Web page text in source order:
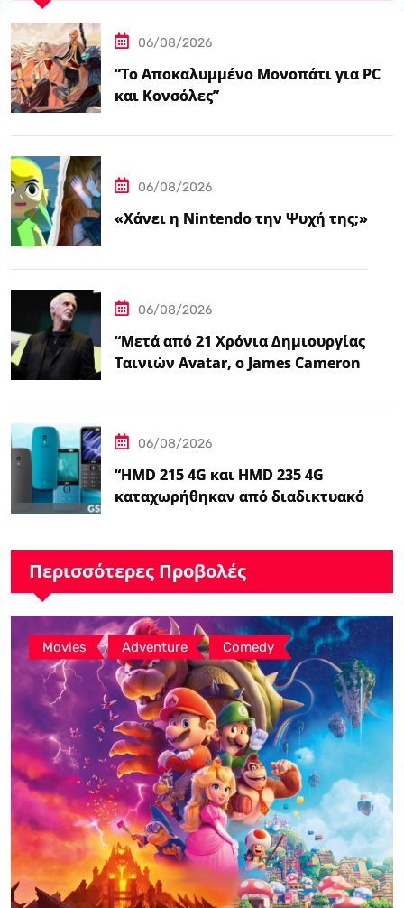
06/08/2026
“Το Αποκαλυμμένο Μονοπάτι για PC
και Κονσόλες”
06/08/2026
«Χάνει η Nintendo την Ψυχή της;»
06/08/2026
“Μετά από 21 Χρόνια Δημιουργίας
Ταινιών Avatar, ο James Cameron
06/08/2026
“HMD 215 4G και HMD 235 4G
καταχωρήθηκαν από διαδικτυακό
Περισσότερες Προβολές
Movies , Adventure , Comedy